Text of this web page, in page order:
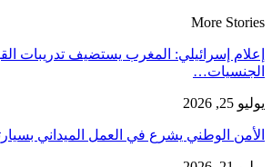
More Stories
إعلام إسرائيلي: المغرب يستضيف تدريبات
الجنسيات…
يوليو 25, 2026
الأمن الوطني يشرع في العمل الميداني